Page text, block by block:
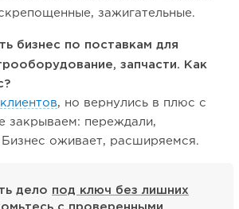
зажигательные.
бизнес по поставкам для
запчасти. Как
клиентов, но вернулись в плюс с
закрываем: переждали,
Бизнес оживает, расширяемся.
дело под ключ без лишних
с проверенными